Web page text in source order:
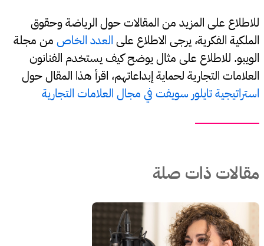
للاطلاع على المزيد من المقالات حول الرياضة وحقوق
الملكية الفكرية، يرجى الاطلاع على العدد الخاص من مجلة
الويبو. للاطلاع على مثال يوضح كيف يستخدم الفنانون
العلامات التجارية لحماية إبداعاتهم، اقرأ هذا المقال حول
استراتيجية تايلور سويفت في مجال العلامات التجارية
مقالات ذات صلة